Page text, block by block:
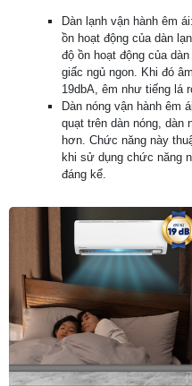
Dàn lạnh vận hành êm
ồn hoạt động của dàn
độ ồn hoạt động của
giấc ngủ ngon. Khi đó
19dbA, êm như tiếng lá
Dàn nóng vận hành êm
quạt trên dàn nóng, dàn
hơn. Chức năng này
khi sử dụng chức năng
đáng kể.